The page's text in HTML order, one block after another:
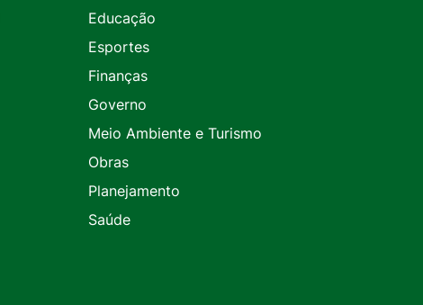
Educação
Esportes
Finanças
Governo
Meio Ambiente e Turismo
Obras
Planejamento
Saúde